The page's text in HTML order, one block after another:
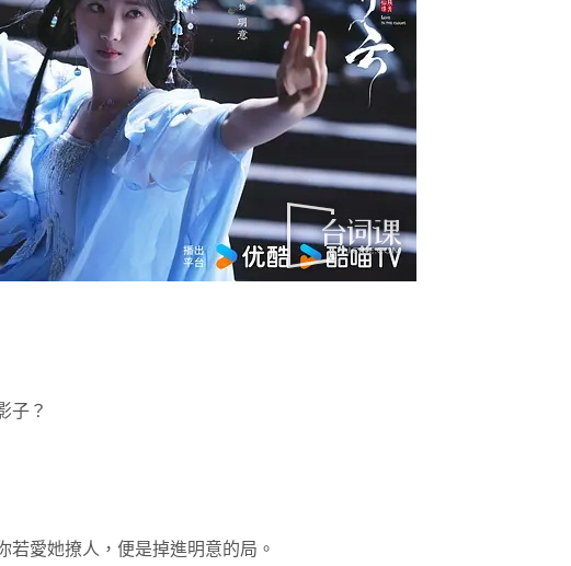
子？
若愛她撩人，便是掉進明意的局。